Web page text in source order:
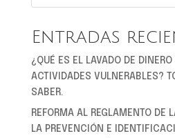
Entradas
¿QUÉ ES EL LAVADO DE
ACTIVIDADES VULNERABLES?
SABER.
REFORMA AL REGLAMENTO DE
LA PREVENCIÓN E